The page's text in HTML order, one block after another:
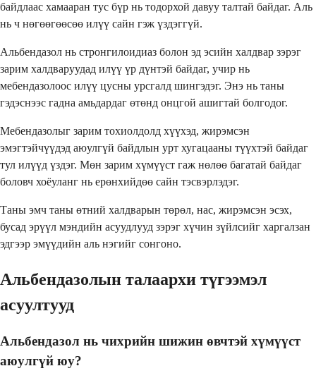
байдлаас хамааран тус бүр нь тодорхой давуу талтай байдаг. Аль
нь ч нөгөөгөөсөө илүү сайн гэж үздэггүй.
Альбендазол нь стронгилоидиаз болон эд эсийн халдвар зэрэг
зарим халдваруудад илүү үр дүнтэй байдаг, учир нь
мебендазолоос илүү цусны урсгалд шингэдэг. Энэ нь таны
гэдэснээс гадна амьдардаг өтөнд онцгой ашигтай болгодог.
Мебендазолыг зарим тохиолдолд хүүхэд, жирэмсэн
эмэгтэйчүүдэд аюулгүй байдлын урт хугацааны түүхтэй байдаг
тул илүүд үздэг. Мөн зарим хүмүүст гаж нөлөө багатай байдаг
боловч хоёуланг нь ерөнхийдөө сайн тэсвэрлэдэг.
Таны эмч таны өтний халдварын төрөл, нас, жирэмсэн эсэх,
бусад эрүүл мэндийн асуудлууд зэрэг хүчин зүйлсийг харгалзан
эдгээр эмүүдийн аль нэгийг сонгоно.
Альбендазолын талаархи түгээмэл
асуултууд
Альбендазол нь чихрийн шижин өвчтэй хүмүүст
аюулгүй юу?